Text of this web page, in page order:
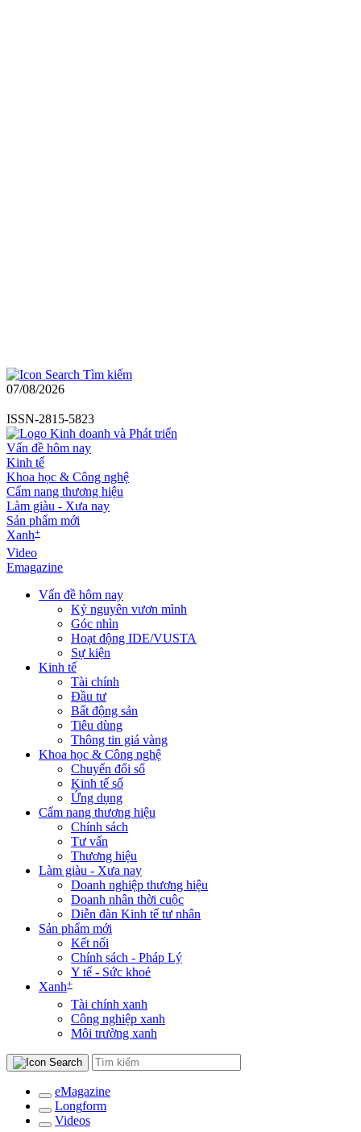
Tìm kiếm
07/08/2026
ISSN-2815-5823
Vấn đề hôm nay
Kinh tế
Khoa học & Công nghệ
Cẩm nang thương hiệu
Làm giàu - Xưa nay
Sản phẩm mới
Xanh+
Video
Emagazine
Vấn đề hôm nay
Kỷ nguyên vươn mình
Góc nhìn
Hoạt động IDE/VUSTA
Sự kiện
Kinh tế
Tài chính
Đầu tư
Bất động sản
Tiêu dùng
Thông tin giá vàng
Khoa học & Công nghệ
Chuyển đổi số
Kinh tế số
Ứng dụng
Cẩm nang thương hiệu
Chính sách
Tư vấn
Thương hiệu
Làm giàu - Xưa nay
Doanh nghiệp thương hiệu
Doanh nhân thời cuộc
Diễn đàn Kinh tế tư nhân
Sản phẩm mới
Kết nối
Chính sách - Pháp Lý
Y tế - Sức khoẻ
Xanh+
Tài chính xanh
Công nghiệp xanh
Môi trường xanh
eMagazine
Longform
Videos